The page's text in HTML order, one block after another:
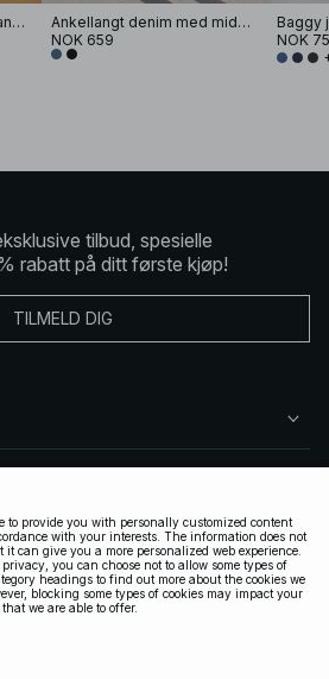
Yard høytlivs jeans med ankel
Ankellangt denim med middels liv
NOK 659
Baggy
NOK
tilbud, spesielle
rabatt på ditt første kjøp!
TILMELD DIG